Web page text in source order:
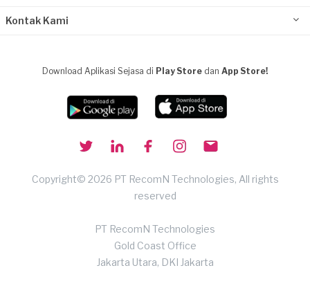
Kontak Kami
Download Aplikasi Sejasa di Play Store dan App Store!
Copyright© 2026 PT RecomN Technologies, All rights
reserved
PT RecomN Technologies
Gold Coast Office
Jakarta Utara, DKI Jakarta